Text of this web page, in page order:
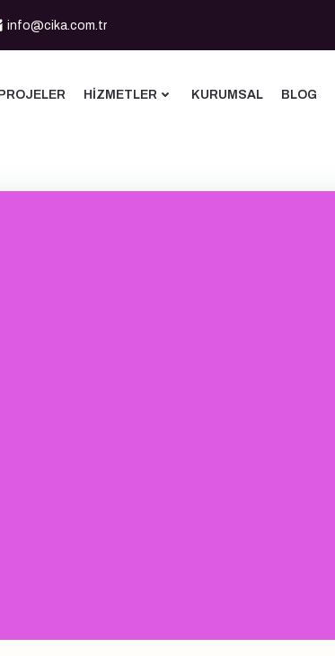
info@cika.com.tr
PROJELER HIZMETLER KURUMSAL BLOG